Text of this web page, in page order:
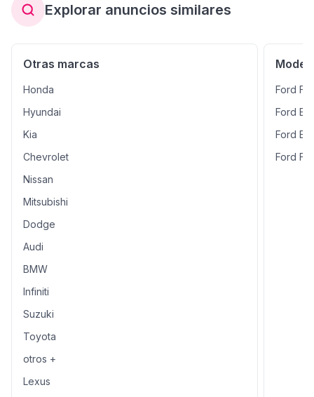
Explorar anuncios similares
Otras marcas
Honda
Hyundai
Kia
Chevrolet
Nissan
Mitsubishi
Dodge
Audi
BMW
Infiniti
Suzuki
Toyota
otros +
Lexus
Ford F-
Ford
Ford
Ford